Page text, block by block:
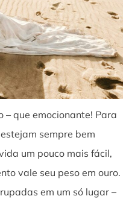
– que emocionante! Para
sempre bem
um pouco mais fácil,
vale seu peso em ouro.
em um só lugar –